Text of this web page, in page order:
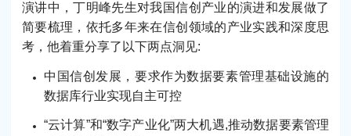
演讲中，丁明峰先生对我国信创产业的演进和发展做了
简要梳理，依托多年来在信创领域的产业实践和深度思
考，他着重分享了以下两点洞见:
中国信创发展，要求作为数据要素管理基础设施的
数据库行业实现自主可控
“云计算”和“数字产业化”两大机遇,推动数据要素管理